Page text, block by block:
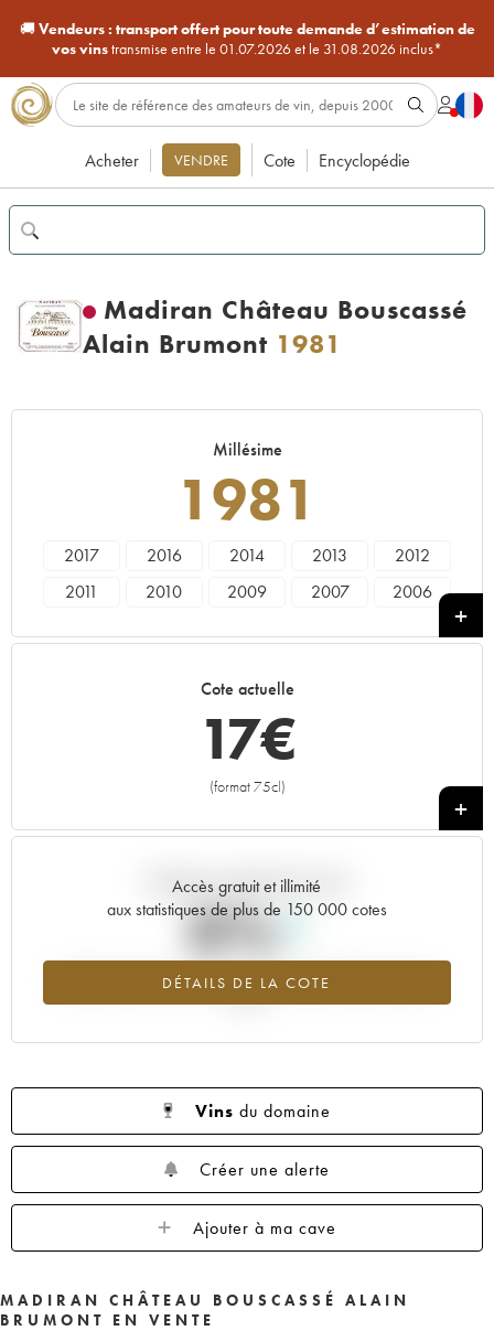
🚚Vendeurs : transport offert pour toute demande d’estimation de
vos vinstransmise entre le 01.07.2026 et le 31.08.2026 inclus*
Acheter VENDRE Cote Encyclopédie
Madiran Château Bouscassé
Alain Brumont 1981
Millésime
1981
2017 2016 2014 2013
2012
2011
2010 2009 2007
2006
1993
1985
Cote actuelle
17€
(format 75cl)
+
Accès gratuit et illimité
aux statistiques de plus de 150 000 cotes
DÉTAILS DE LA COTE
Tendance actuelle de la cote
0%
Tendance à la hausse du millésime 1981 en 2026 par rapport à
Vins du domaine
Créer une alerte
Ajouter à ma cave
MADIRAN CHÂTEAU BOUSCASSÉ ALAIN
BRUMONT EN VENTE